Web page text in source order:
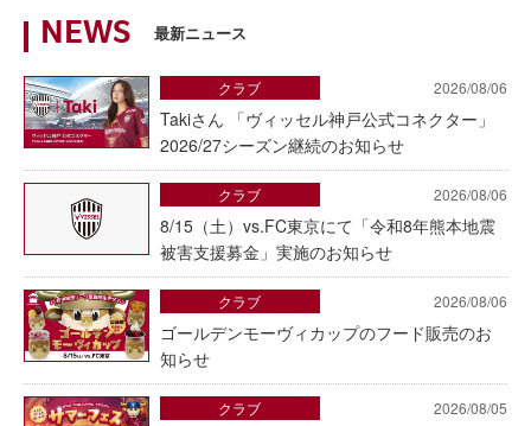
NEWS 最新ニュース
2026/08/06
Takiさん 「ヴィッセル神戸公式コネクター」
2026/27シーズン継続のお知らせ
クラブ
2026/08/06
8/15（土）vs.FC東京にて「令和8年熊本地震
被害支援募金」実施のお知らせ
クラブ
2026/08/06
ゴールデンモーヴィカップのフード販売のお
知らせ
クラブ
2026/08/05
クラブ